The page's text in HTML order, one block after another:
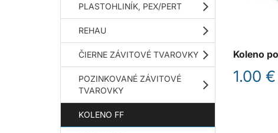
PLASTOHLINÍK, PEX/PERT
REHAU
ČIERNE ZÁVITOVÉ TVAROVKY
POZINKOVANÉ ZÁVITOVÉ
TVAROVKY
KOLENO FF
Koleno
1.00 €